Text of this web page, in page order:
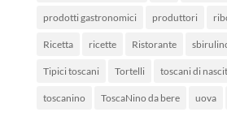
prodotti gastronomici produttori
Ricetta ricette Ristorante
Tipici toscani Tortelli toscani di
toscanino ToscaNino da bere uova